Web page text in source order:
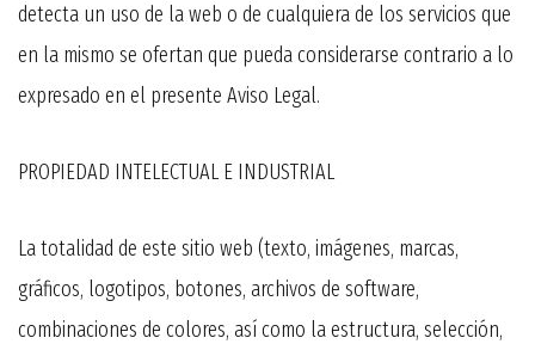
detecta un uso de la web o de cualquiera de los servicios que
en la mismo se ofertan que pueda considerarse contrario a lo
expresado en el presente Aviso Legal.
PROPIEDAD INTELECTUAL E INDUSTRIAL
La totalidad de este sitio web (texto, imágenes, marcas,
gráficos, logotipos, botones, archivos de software,
combinaciones de colores, así como la estructura, selección,